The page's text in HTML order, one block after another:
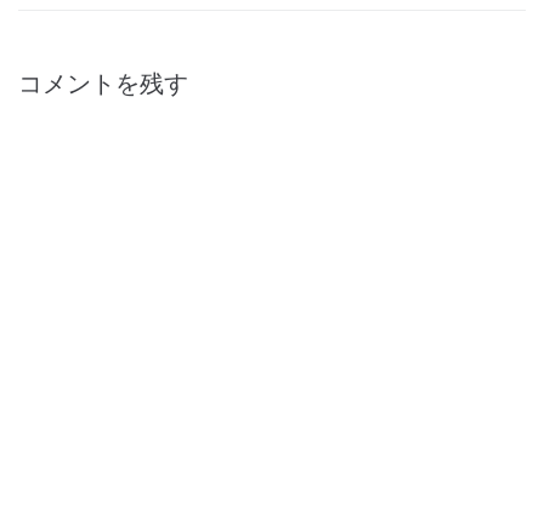
ン
コメントを残す